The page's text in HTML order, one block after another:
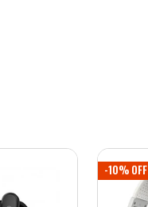
-10% OFF